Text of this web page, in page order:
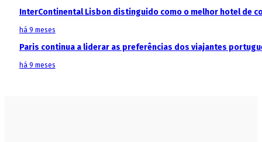
InterContinental Lisbon distinguido como o melhor hotel de
há 9 meses
Paris continua a liderar as preferências dos viajantes
há 9 meses